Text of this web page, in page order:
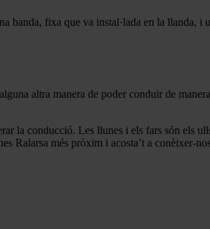
banda, fixa que va instal·lada en la llanda,
altra manera de poder conduir de
la conducció. Les llunes i els fars són els
Ralarsa més pròxim i acosta’t a conèixer-